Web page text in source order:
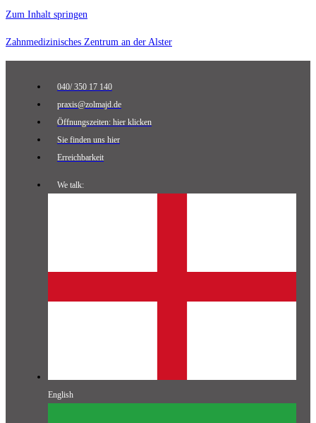
Zum Inhalt springen
Zahnmedizinisches Zentrum an der Alster
040/ 350 17 140
praxis@zolmajd.de
Öffnungszeiten: hier klicken
Sie finden uns hier
Erreichbarkeit
We talk:
English